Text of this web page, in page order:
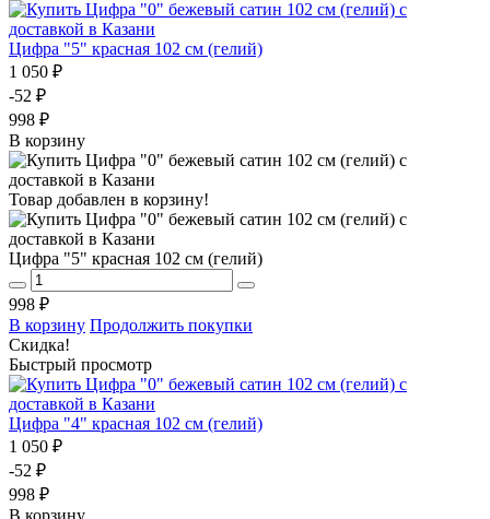
Цифра "5" красная 102 см (гелий)
1 050 ₽
-52 ₽
998 ₽
В корзину
Товар добавлен в корзину!
Цифра "5" красная 102 см (гелий)
998 ₽
В корзину Продолжить покупки
Скидка!
Быстрый просмотр
Цифра "4" красная 102 см (гелий)
1 050 ₽
-52 ₽
998 ₽
В корзину